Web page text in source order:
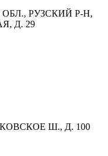
РУЗСКИЙ Р-Н,
Д. 29
Ш., Д. 100